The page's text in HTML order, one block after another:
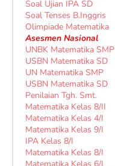
Soal Ujian IPA SD
Soal Tenses B.Inggris
Olimpiade Matematika
Asesmen Nasional
UNBK Matematika SMP
USBN Matematika SD
UN Matematika SMP
USBN Matematika SD
Penilaian Tgh. Smt.
Matematika Kelas 8/II
Matematika Kelas 4/I
Matematika Kelas 9/I
IPA Kelas 8/I
Matematika Kelas 8/I